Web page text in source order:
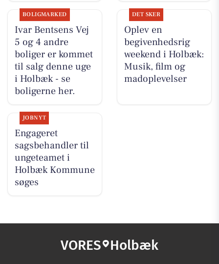
BOLIGMARKED
Ivar Bentsens Vej
5 og 4 andre
boliger er kommet
til salg denne uge
i Holbæk - se
boligerne her.
DET SKER
Oplev en
begivenhedsrig
weekend i Holbæk:
Musik, film og
madoplevelser
JOBNYT
Engageret
sagsbehandler til
ungeteamet i
Holbæk Kommune
søges
VORES Holbæk